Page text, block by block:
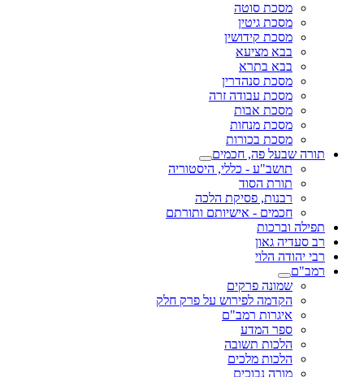
מסכת סוטה
מסכת גיטין
מסכת קידושין
בבא מציעא
בבא בתרא
מסכת סנהדרין
מסכת עבודה זרה
מסכת אבות
מסכת מנחות
מסכת בכורות
תורה שבעל פה, חכמים
תושב"ע - כללי, היסטוריה
תורת הסוד
רבנות, פסיקת הלכה
חכמים - אישיותם ותורתם
תפילה וברכות
רב סעדיה גאון
רבי יהודה הלוי
רמב"ם
שמונה פרקים
הקדמה לפירוש על פרק חלק
איגרות רמב"ם
ספר המדע
הלכות תשובה
הלכות מלכים
מורה נבוכים